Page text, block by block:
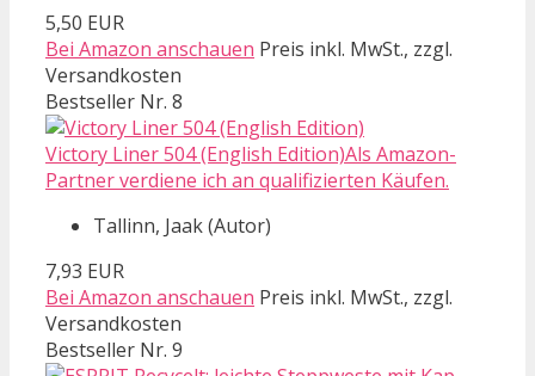
5,50 EUR
Bei Amazon anschauen Preis inkl. MwSt., zzgl.
Versandkosten
Bestseller Nr. 8
Victory Liner 504 (English Edition)Als Amazon-
Partner verdiene ich an qualifizierten Käufen.
Tallinn, Jaak (Autor)
7,93 EUR
Bei Amazon anschauen Preis inkl. MwSt., zzgl.
Versandkosten
Bestseller Nr. 9